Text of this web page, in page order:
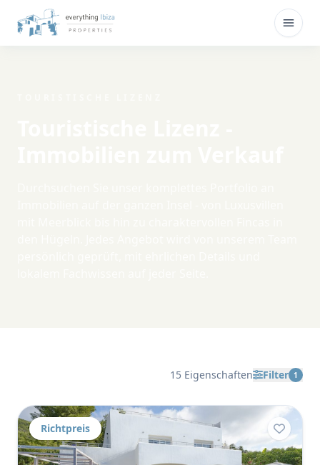
Zum Hauptinhalt springen
15 Eigenschaften Filter 1
Richtpreis